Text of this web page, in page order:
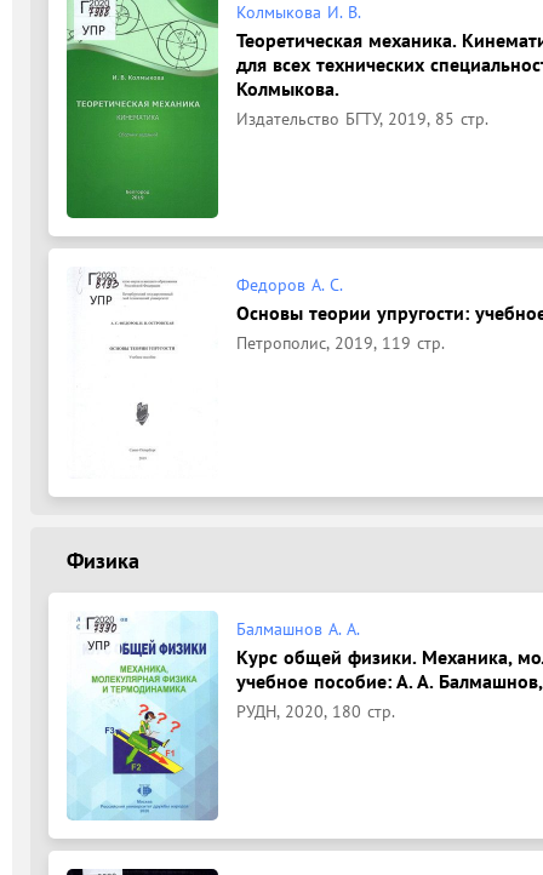
Колмыкова И. В.
Теоретическая механика.
для всех технических
Колмыкова.
Издательство БГТУ, 2019, 85 стр.
Федоров А. С.
Основы теории упругости:
Петрополис, 2019, 119 стр.
Физика
Балмашнов А. А.
Курс общей физики. Механика,
учебное пособие: А. А.
РУДН, 2020, 180 стр.